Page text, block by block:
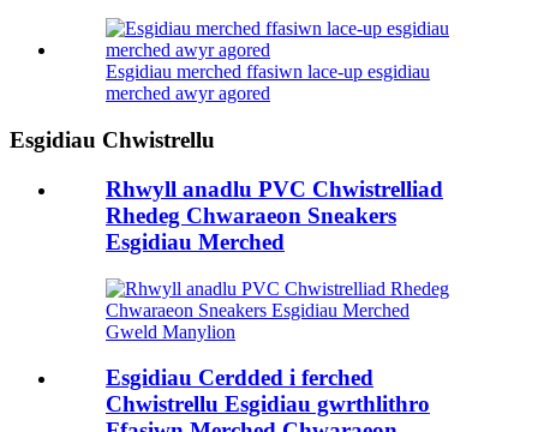
Esgidiau merched ffasiwn lace-up esgidiau
merched awyr agored
Esgidiau Chwistrellu
Rhwyll anadlu PVC Chwistrelliad
Rhedeg Chwaraeon Sneakers
Esgidiau Merched
Gweld Manylion
Esgidiau Cerdded i ferched
Chwistrellu Esgidiau gwrthlithro